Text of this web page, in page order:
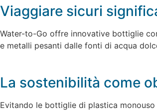
Viaggiare sicuri
Water-to-Go offre innovative bottiglie
e metalli pesanti dalle fonti di acqua
La sostenibilità come
Evitando le bottiglie di plastica